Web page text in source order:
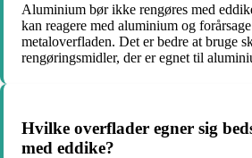
Aluminium bør ikke rengøres med
kan reagere med aluminium og
metaloverfladen. Det er bedre at bruge
rengøringsmidler, der er egnet til
Hvilke overflader egner sig
med eddike?